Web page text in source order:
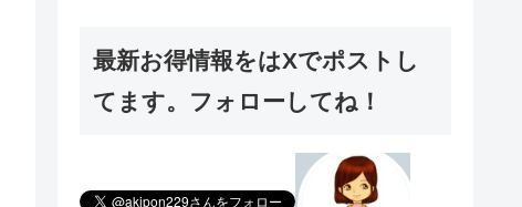
最新お得情報をはXでポストし
てます。フォローしてね！